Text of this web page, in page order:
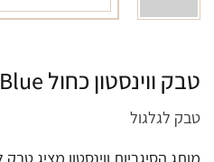
טבק ווינסטון כחול Winston Blue
טבק לגלגול
מותג הסיגריות ווינסטון מציג